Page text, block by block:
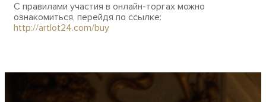
С правилами участия в онлайн-торгах можно
ознакомиться, перейдя по ссылке:
http://artlot24.com/buy